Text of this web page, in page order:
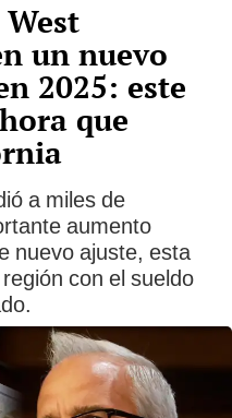
un nuevo
2025: este
que
a miles de
aumento
nuevo ajuste, esta
con el sueldo